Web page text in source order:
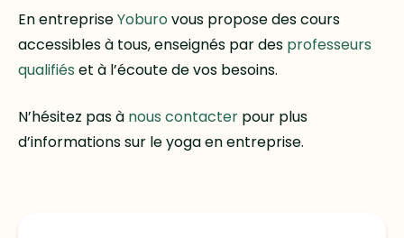
En entrepriseYoburovous propose des cours
accessibles à tous, enseignés par des professeurs
qualifiés et à l’écoute de vos besoins.
N’hésitez pas à nous contacter pour plus
d’informations sur le yoga en entreprise.